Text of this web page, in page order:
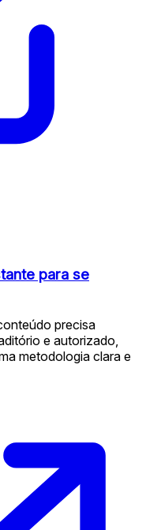
para se
precisa
e autorizado,
metodologia clara e